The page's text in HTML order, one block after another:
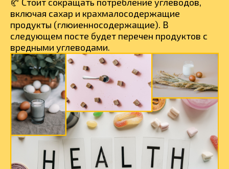
включая сахар и крахмалосодержащие
продукты (глюиенносодержащие). В
следующем посте будет перечен продуктов с
вредными углеводами.